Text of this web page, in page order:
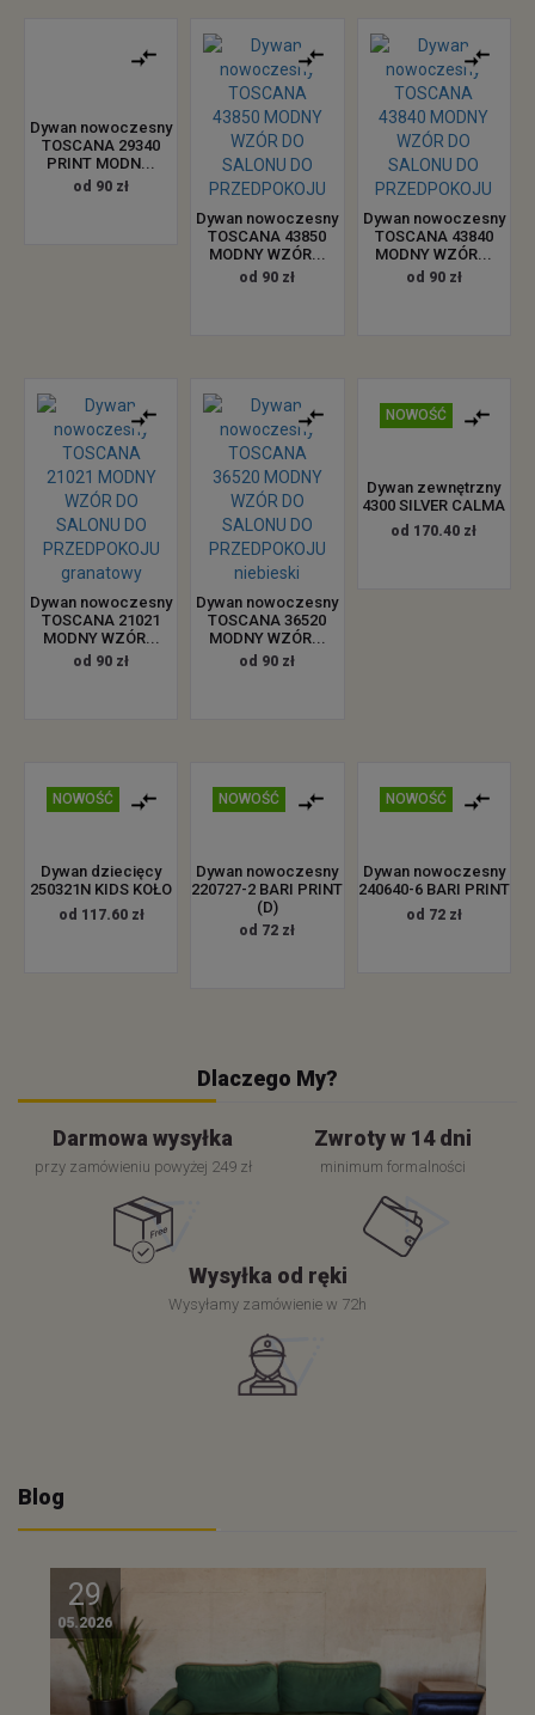
Dywan nowoczesny
TOSCANA 29340
PRINT MODN...
od 90 zł
Dywan nowoczesny
TOSCANA 43850
MODNY WZÓR...
od 90 zł
Dywan nowoczesny
TOSCANA 43840
MODNY WZÓR...
od 90 zł
Dywan nowoczesny
TOSCANA 21021
MODNY WZÓR...
od 90 zł
Dywan nowoczesny
TOSCANA 36520
MODNY WZÓR...
od 90 zł
NOWOŚĆ
Dywan zewnętrzny
4300 SILVER CALMA
od 170.40 zł
NOWOŚĆ
Dywan dziecięcy
250321N KIDS KOŁO
od 117.60 zł
NOWOŚĆ
Dywan nowoczesny
220727-2 BARI PRINT
(D)
od 72 zł
NOWOŚĆ
Dywan nowoczesny
240640-6 BARI PRINT
od 72 zł
Dlaczego My?
Darmowa wysyłka
przy zamówieniu powyżej 249 zł
Zwroty w 14 dni
minimum formalności
Wysyłka od ręki
Wysyłamy zamówienie w 72h
Blog
29
05.2026